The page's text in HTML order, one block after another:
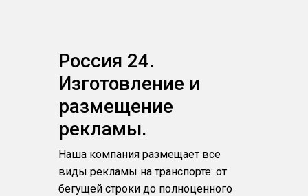
Россия 24.
Изготовление и
размещение
рекламы.
Наша компания размещает все
виды рекламы на транспорте: от
бегущей строки до полноценного